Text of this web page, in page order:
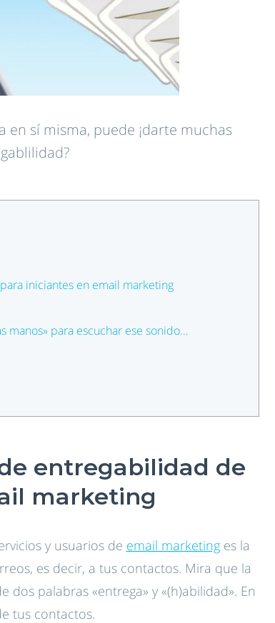
sí misma, puede ¡darte muchas
iniciantes en email marketing
manos» para escuchar ese sonido…
entregabilidad de
marketing
y usuarios de email marketinges la
es decir, a tus contactos. Mira que la
palabras «entrega» y «(h)abilidad». En
tus contactos.